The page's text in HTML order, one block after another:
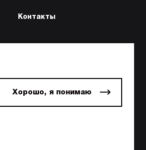
Хорошо, я понимаю
Контакты